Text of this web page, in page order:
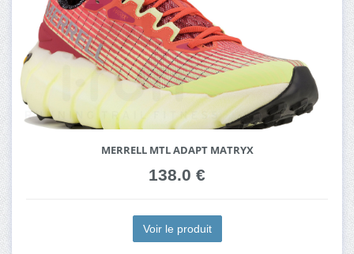
MERRELL MTL ADAPT MATRYX
138.0 €
Voir le produit